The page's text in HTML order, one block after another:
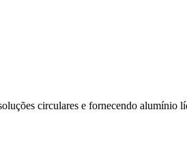
circulares e fornecendo alumínio